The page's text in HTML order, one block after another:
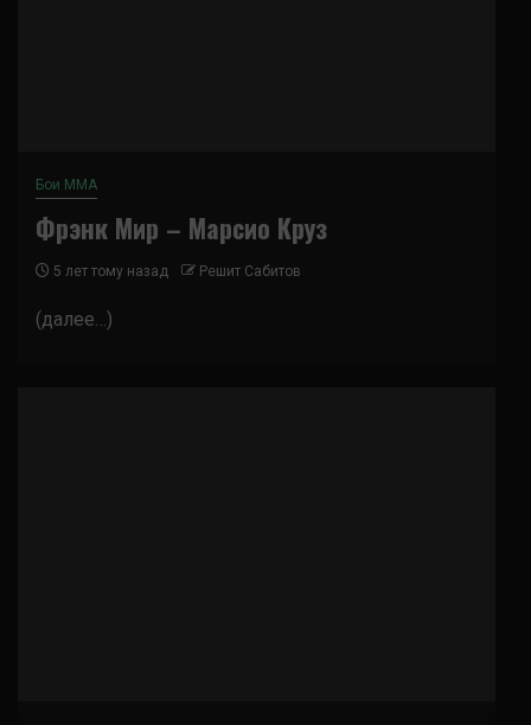
Бои ММА
Фрэнк Мир – Марсио Круз
5 лет тому назад Решит Сабитов
(далее…)